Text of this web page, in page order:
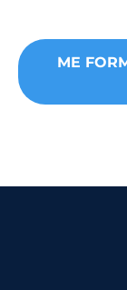
ME